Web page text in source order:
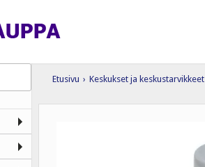
Etusivu › Keskukset ja keskustarvikkeet